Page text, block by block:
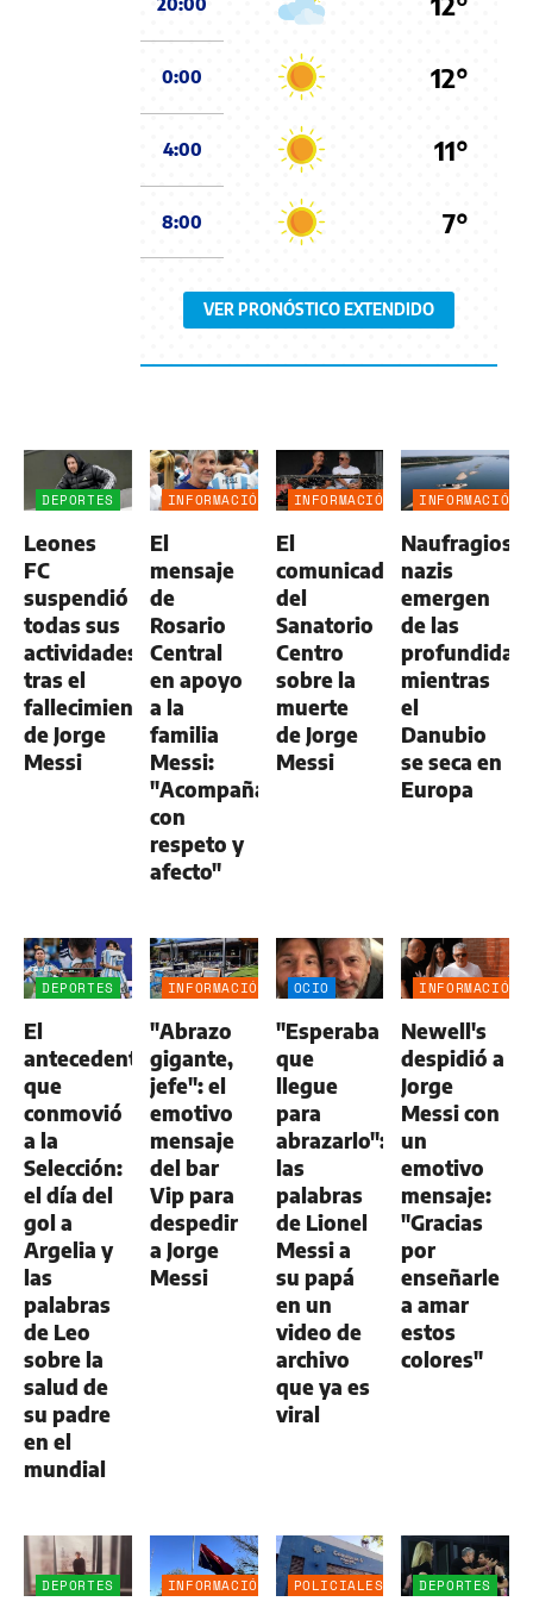
20:00
0:00 12°
4:00 11°
8:00 7°
VER PRONÓSTICO EXTENDIDO
DEPORTES
Leones
FC
suspendió
todas sus
actividades
tras el
fallecimiento
de Jorge
Messi
INFORMACIÓN
El
mensaje
de
Rosario
Central
en apoyo
a la
familia
Messi:
"Acompañamos
con
respeto y
afecto"
INFORMACIÓN
El
comunicado
del
Sanatorio
Centro
sobre la
muerte
de Jorge
Messi
INFORMACIÓN
Naufragios
nazis
emergen
de las
mientras
el
Danubio
se seca en
Europa
DEPORTES
El
antecedente
que
conmovió
a la
Selección:
el día del
gol a
Argelia y
las
palabras
de Leo
sobre la
salud de
su padre
en el
mundial
INFORMACIÓN
"Abrazo
gigante,
jefe": el
emotivo
mensaje
del bar
Vip para
despedir
a Jorge
Messi
OCIO
"Esperaba
que
llegue
para
abrazarlo":
las
palabras
de Lionel
Messi a
su papá
en un
video de
archivo
que ya es
viral
INFORMACIÓN
Newell's
despidió a
Jorge
Messi con
un
emotivo
mensaje:
"Gracias
por
enseñarle
a amar
estos
colores"
DEPORTES
INFORMACIÓN
POLICIALES DEPORTES